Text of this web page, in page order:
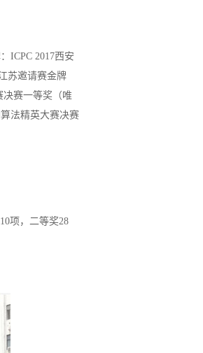
ICPC 2017西安
苏邀请赛金牌
决赛一等奖（唯
法精英大赛决赛
项，二等奖28